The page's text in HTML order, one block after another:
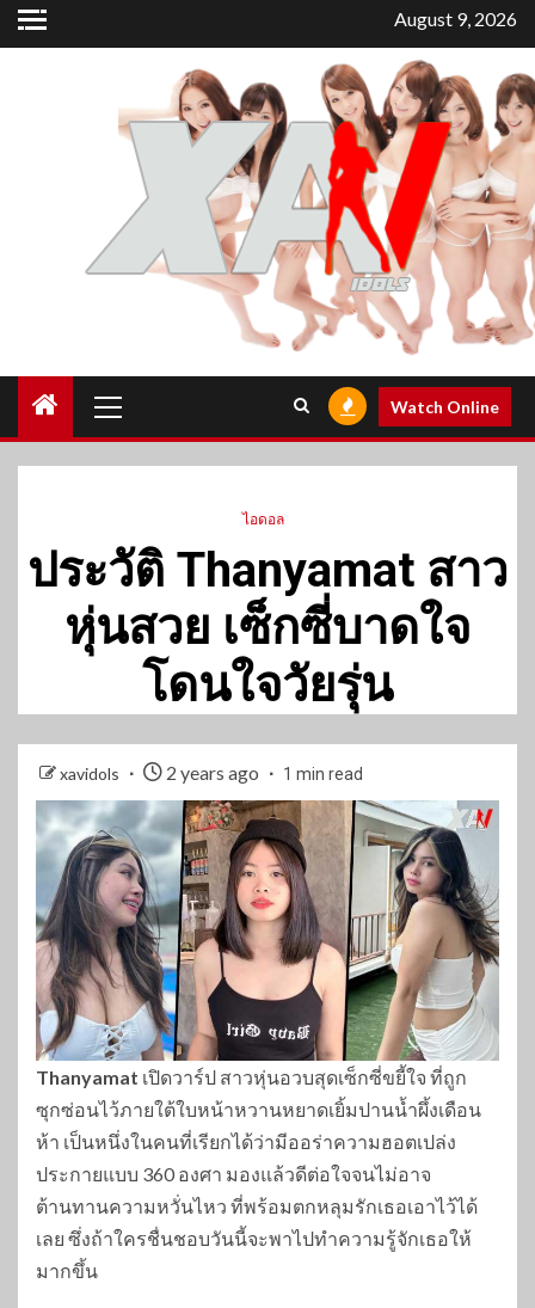
Skip
to
August 9, 2026
Menu
Watch Online
ไอดอล
ประวัติ Thanyamat สาว
หุ่นสวย เซ็กซี่บาดใจ
โดนใจวัยรุ่น
xavidols 2 years ago 1 min read
Thanyamat เปิดวาร์ป สาวหุ่นอวบสุดเซ็กซี่ขยี้ใจ ที่ถูก
ซุกซ่อนไว้ภายใต้ใบหน้าหวานหยาดเยิ้มปานน้ำผึ้งเดือน
ห้า เป็นหนึ่งในคนที่เรียกได้ว่ามีออร่าความฮอตเปล่ง
ประกายแบบ 360 องศา มองแล้วดีต่อใจจนไม่อาจ
ต้านทานความหวั่นไหว ที่พร้อมตกหลุมรักเธอเอาไว้ได้
เลย ซึ่งถ้าใครชื่นชอบวันนี้จะพาไปทำความรู้จักเธอให้
มากขึ้น